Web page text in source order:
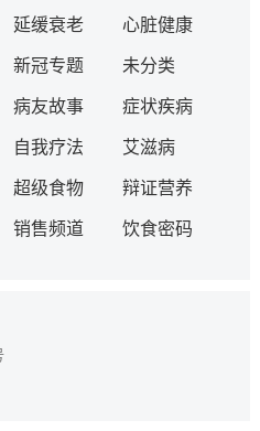
延缓衰老 心脏健康
新冠专题 未分类
病友故事 症状疾病
自我疗法 艾滋病
超级食物 辩证营养
销售频道 饮食密码